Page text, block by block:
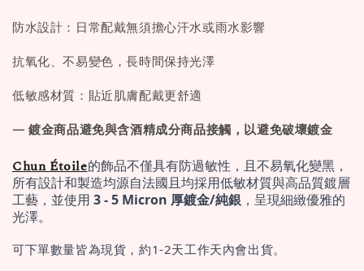
防水設計：日常配戴無須擔心汗水或雨水影響
抗氧化、不易變色，長時間保持光澤
低敏感材質：貼近肌膚配戴更舒適
— 鍍金商品避免與含酒精成分商品接觸，以避免破壞鍍金
Chun Étoile的飾品不僅具有防過敏性，且不易氧化變黑，
所有設計和製造均源自法國且均採用低敏材質與高品質鍍層
工藝，並使用 3 - 5 Micron 厚鍍金/純銀 ，呈現細緻優雅的
光澤。
可下單數量皆為現貨，約1-2天工作天內會出貨。